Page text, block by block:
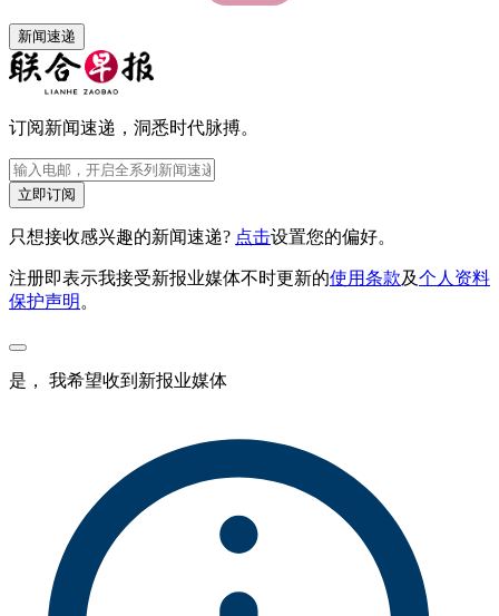
新闻速递
订阅新闻速递，洞悉时代脉搏。
立即订阅
只想接收感兴趣的新闻速递? 点击设置您的偏好。
注册即表示我接受新报业媒体不时更新的使用条款及个人资料
保护声明。
是， 我希望收到新报业媒体